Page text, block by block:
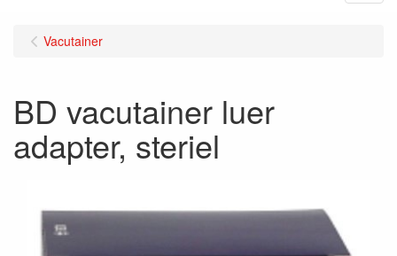
Vacutainer
BD vacutainer luer
adapter, steriel